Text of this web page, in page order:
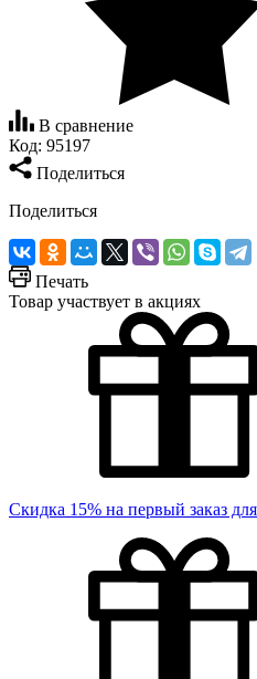
В сравнение
Код: 95197
Поделиться
Поделиться
Печать
Товар участвует в акциях
Скидка 15% на первый заказ